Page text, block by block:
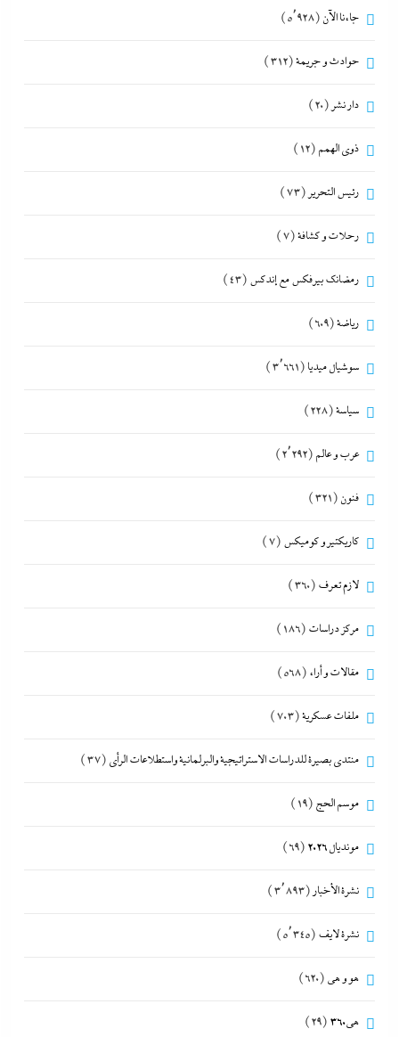
جاءنا الآن (5٬928)
حوادث و جريمة(312)
دار نشر (20)
ذوى الهمم (12)
رئيس التحرير (73)
رحلات و كشافة(7)
رمضانك بيرفكس مع إندكس (43)
رياضة(609)
سوشيال ميديا (3٬661)
سياسة(228)
عرب و عالم (2٬292)
فنون (321)
كاريكتير و كوميكس (7)
لازم تعرف (360)
مركز دراسات (186)
مقالات و أراء (568)
ملفات عسكرية(703)
منتدى بصيرة للدراسات الاستراتيجية والبرلمانية واستطلاعات الرأى (37)
موسم الحج (19)
مونديال 2026 (69)
نشرة الأخبار (3٬893)
نشرة لايف (5٬345)
هو و هي (620)
هى360 (29)